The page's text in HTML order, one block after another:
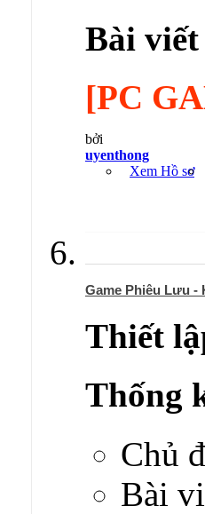
Bài
[PC
bởi
uyenthong
Xem Hồ sơ
Game Phiêu Lưu -
Thiết
Thống
Chủ
Bài